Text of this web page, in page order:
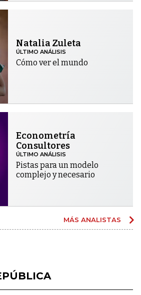
Natalia Zuleta
ÚLTIMO ANÁLISIS
Cómo ver el mundo
Econometría
Consultores
ÚLTIMO ANÁLISIS
Pistas para un modelo
complejo y necesario
MÁS ANALISTAS